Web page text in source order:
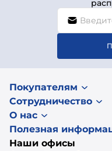
Покупателям
Сотрудничество
О нас
Полезная
Наши офисы